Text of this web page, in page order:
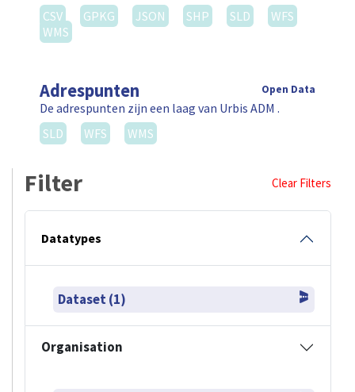
CSV
GPKG JSON SHP SLD
WFS
WMS
Adrespunten Open Data
De adrespunten zijn een laag van Urbis ADM .
SLD
WFS WMS
Filter Clear Filters
Datatypes
Dataset (1)
Organisation